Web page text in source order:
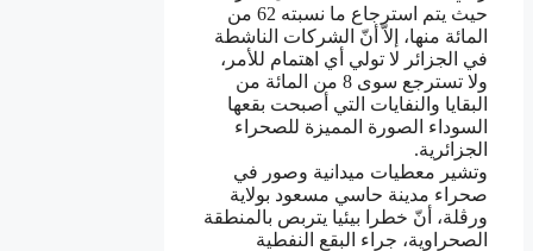
حيث يتم استرجاع ما نسبته 62 من
المائة منها، إلاّ أنّ الشركات الناشطة
في الجزائر لا تولي أي اهتمام للأمر،
ولا تسترجع سوى 8 من المائة من
البقايا والنفايات التي أصبحت بقعها
السوداء الصورة المميزة للصحراء
الجزائرية.
وتشير معطيات ميدانية وصور في
صحراء مدينة حاسي مسعود بولاية
ورڤلة، أنّ خطرا بيئيا يتربص بالمنطقة
الصحراوية، جراء البقع النفطية